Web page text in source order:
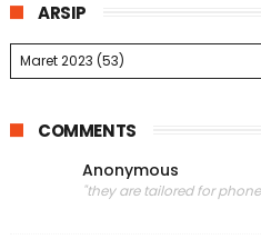
ARSIP
COMMENTS
Anonymous
"they are tailored for